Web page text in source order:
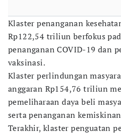
Klaster penanganan
Rp122,54 triliun berfokus
penanganan COVID-19 dan
vaksinasi.
Klaster perlindungan
anggaran Rp154,76 triliun
pemeliharaan daya beli
serta penanganan
Terakhir, klaster penguatan